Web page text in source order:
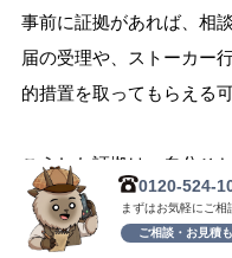
事前に証拠があれば、相
届の受理や、ストーカー
的措置を取ってもらえる
こうした証拠は、自分ひ
り、証拠の集め方によっ
陥ってしまう場合もあり
0120-524-
まずはお気軽にご相
ご相談・お見積